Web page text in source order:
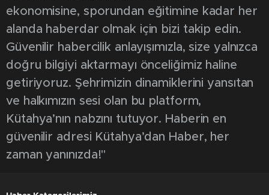
ekonomisine, sporundan eğitimine kadar her
alanda haberdar olmak için bizi takip edin.
Güvenilir habercilik anlayışımızla, size yalnızca
doğru bilgiyi aktarmayı önceliğimiz haline
getiriyoruz. Şehrimizin dinamiklerini yansıtan
ve halkımızın sesi olan bu platform,
Kütahya’nın nabzını tutuyor. Haberin en
güvenilir adresi Kütahya’dan Haber, her
zaman yanınızda!"